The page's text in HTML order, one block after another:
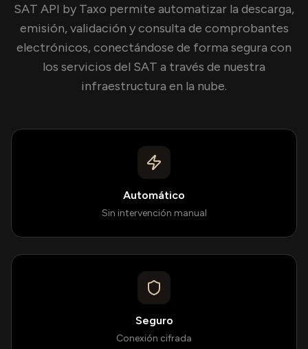
SAT API by Taxo permite automatizar la descarga,
emisión, validación y consulta de comprobantes
electrónicos, conectándose de forma segura con
los servicios del SAT a través de nuestra
infraestructura en la nube.
Automático
Sin intervención manual
Seguro
Conexión cifrada